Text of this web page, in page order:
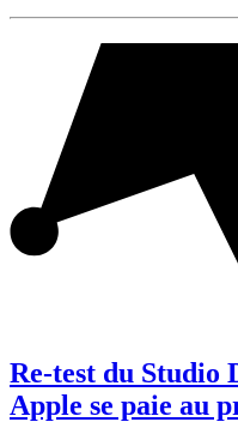
Re-test du Studio
Apple se paie au